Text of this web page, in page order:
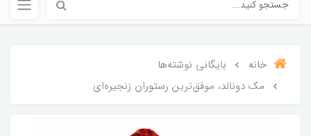
خانه
بایگانی نوشته‌ها
مک دونالد، موفق‌ترین رستوران زنجیره‌ای